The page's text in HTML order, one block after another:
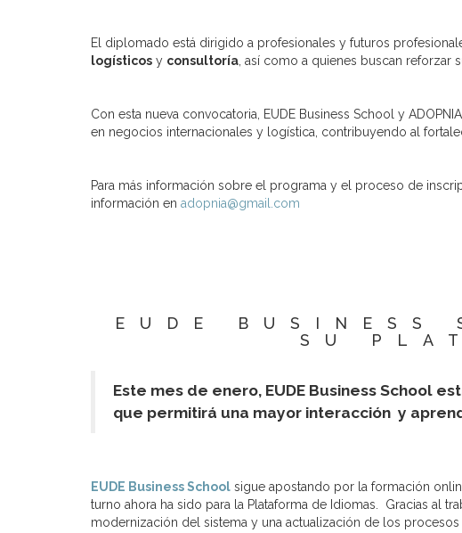
El diplomado está dirigido a profesionales y futuros
logísticos y consultoría , así como a quienes buscan
Con esta nueva convocatoria, EUDE Business School y
en negocios internacionales y logística, contribuyendo al
Para más información sobre el programa y el proceso de
información en adopnia@gmail.com
EUDE BUSINESS
SU
Este mes de enero, EUDE Business School
que permitirá una mayor interacción y
EUDE Business School sigue apostando por la formación
turno ahora ha sido para la Plataforma de Idiomas. Gracias al
modernización del sistema y una actualización de los